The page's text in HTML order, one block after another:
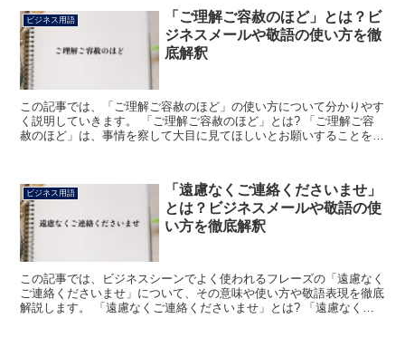
ビジネス用語
「ご理解ご容赦のほど」とは？ビ
ジネスメールや敬語の使い方を徹
底解釈
この記事では、「ご理解ご容赦のほど」の使い方について分かりやす
く説明していきます。 「ご理解ご容赦のほど」とは? 「ご理解ご容
赦のほど」は、事情を察して大目に見てほしいとお願いすることを表
ビジネス用語
「遠慮なくご連絡くださいませ」
とは？ビジネスメールや敬語の使
い方を徹底解釈
この記事では、ビジネスシーンでよく使われるフレーズの「遠慮なく
ご連絡くださいませ」について、その意味や使い方や敬語表現を徹底
解説します。 「遠慮なくご連絡くださいませ」とは? 「遠慮なくご